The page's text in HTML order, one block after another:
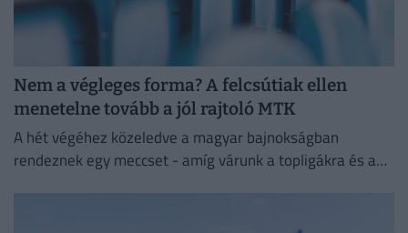
Nem a végleges forma? A felcsútiak ellen
menetelne tovább a jól rajtoló MTK
A hét végéhez közeledve a magyar bajnokságban
rendeznek egy meccset - amíg várunk a topligákra és a